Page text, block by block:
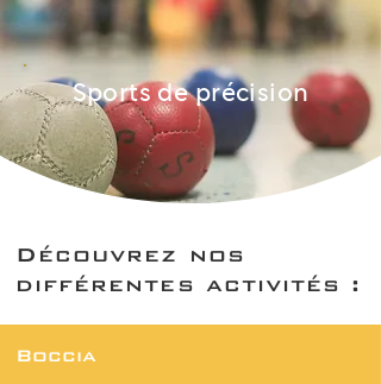
Sports de précision
Découvrez nos
différentes activités :
Boccia